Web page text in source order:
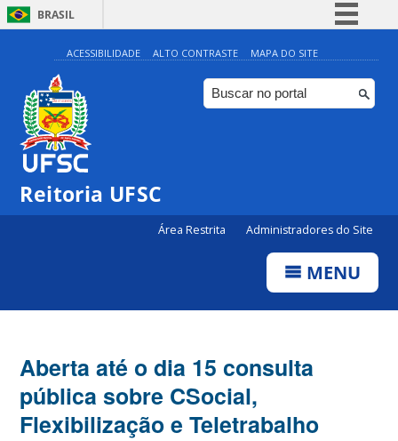
BRASIL
Simplifique!
Comunica BR
Participe
ACESSIBILIDADE ALTO CONTRASTE MAPA DO SITE
Reitoria UFSC
Área Restrita Administradores do Site
MENU
Aberta até o dia 15 consulta
pública sobre CSocial,
Flexibilização e Teletrabalho